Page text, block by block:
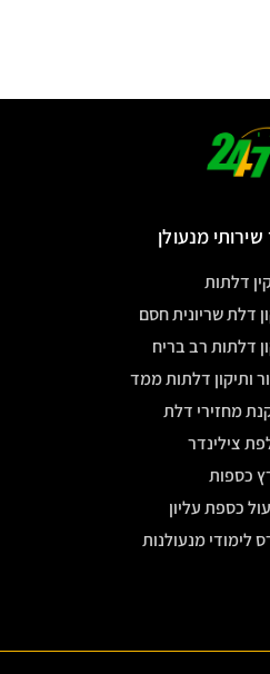
שירותי מנעולן
דלתות
דלת שריונית חסם
דלתות רב בריח
ותיקון דלתות ממד
מחזירי דלת
צילינדר
כספות
כספת עליון
לימודי מנעולנות